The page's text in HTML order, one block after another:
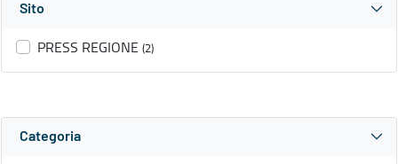
Sito
PRESS REGIONE (2)
Categoria